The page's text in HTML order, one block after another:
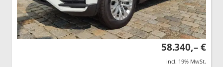
58.340,– €
incl. 19% MwSt.